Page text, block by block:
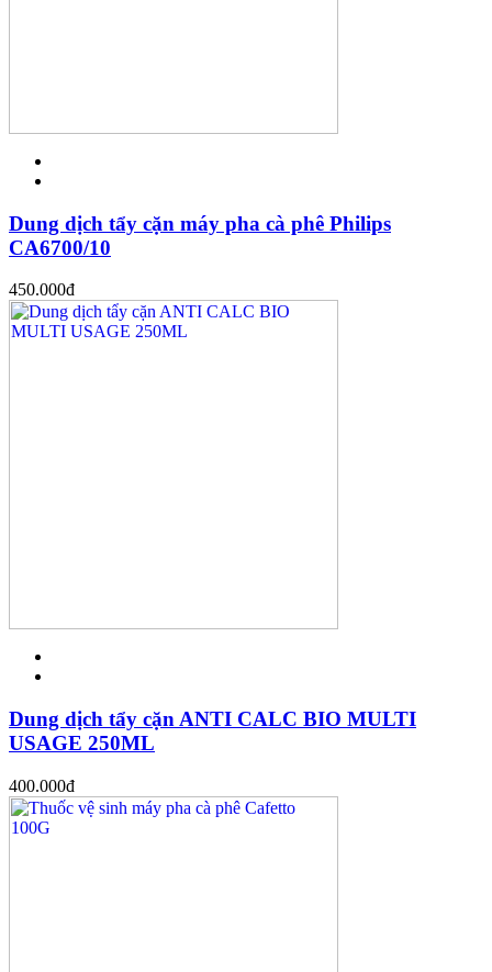
Dung dịch tẩy cặn máy pha cà phê Philips
CA6700/10
450.000đ
Dung dịch tẩy cặn ANTI CALC BIO MULTI
USAGE 250ML
400.000đ